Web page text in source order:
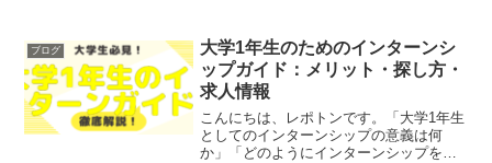
て身近な社会問題」を10個ピックアップ
してご紹介しますどれも...
ブログ
大学1年生のためのインターンシ
ップガイド：メリット・探し方・
求人情報
こんにちは、レポトンです。「大学1年生
としてのインターンシップの意義は何
か」「どのようにインターンシップを探